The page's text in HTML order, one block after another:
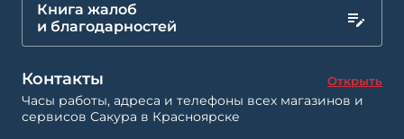
Книга жалоб
и благодарностей
Контакты Открыть
Часы работы, адреса и телефоны всех магазинов и
сервисов Сакура в Красноярске